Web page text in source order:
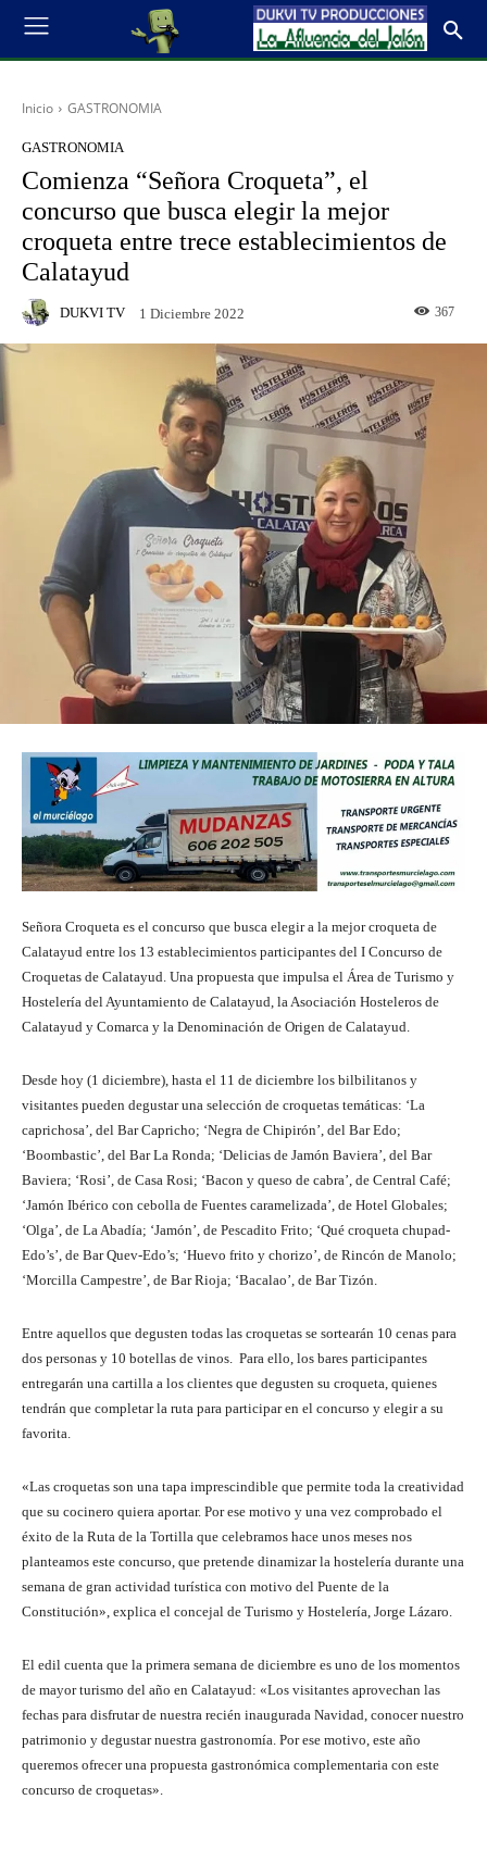
Inicio GASTRONOMIA
GASTRONOMIA
Comienza “Señora Croqueta”, el
concurso que busca elegir la mejor
croqueta entre trece establecimientos de
Calatayud
DUKVI TV 1 Diciembre 2022 367
Señora Croqueta es el concurso que busca elegir a la mejor croqueta de
Calatayud entre los 13 establecimientos participantes del I Concurso de
Croquetas de Calatayud. Una propuesta que impulsa el Área de Turismo y
Hostelería del Ayuntamiento de Calatayud, la Asociación Hosteleros de
Calatayud y Comarca y la Denominación de Origen de Calatayud.
Desde hoy (1 diciembre), hasta el 11 de diciembre los bilbilitanos y
visitantes pueden degustar una selección de croquetas temáticas: ‘La
caprichosa’, del Bar Capricho; ‘Negra de Chipirón’, del Bar Edo;
‘Boombastic’, del Bar La Ronda; ‘Delicias de Jamón Baviera’, del Bar
Baviera; ‘Rosi’, de Casa Rosi; ‘Bacon y queso de cabra’, de Central Café;
‘Jamón Ibérico con cebolla de Fuentes caramelizada’, de Hotel Globales;
‘Olga’, de La Abadía; ‘Jamón’, de Pescadito Frito; ‘Qué croqueta chupad-
Edo’s’, de Bar Quev-Edo’s; ‘Huevo frito y chorizo’, de Rincón de Manolo;
‘Morcilla Campestre’, de Bar Rioja; ‘Bacalao’, de Bar Tizón.
Entre aquellos que degusten todas las croquetas se sortearán 10 cenas para
dos personas y 10 botellas de vinos. Para ello, los bares participantes
entregarán una cartilla a los clientes que degusten su croqueta, quienes
tendrán que completar la ruta para participar en el concurso y elegir a su
favorita.
«Las croquetas son una tapa imprescindible que permite toda la creatividad
que su cocinero quiera aportar. Por ese motivo y una vez comprobado el
éxito de la Ruta de la Tortilla que celebramos hace unos meses nos
planteamos este concurso, que pretende dinamizar la hostelería durante una
semana de gran actividad turística con motivo del Puente de la
Constitución», explica el concejal de Turismo y Hostelería, Jorge Lázaro.
El edil cuenta que la primera semana de diciembre es uno de los momentos
de mayor turismo del año en Calatayud: «Los visitantes aprovechan las
fechas para disfrutar de nuestra recién inaugurada Navidad, conocer nuestro
patrimonio y degustar nuestra gastronomía. Por ese motivo, este año
queremos ofrecer una propuesta gastronómica complementaria con este
concurso de croquetas».